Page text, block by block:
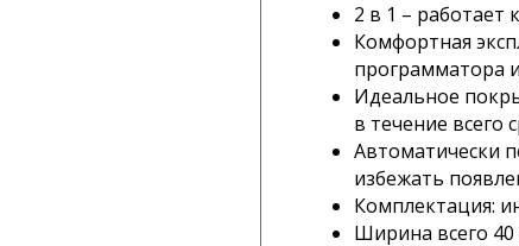
2 в 1 – работает
Комфортная
программатора
Идеальное
в течение всего
Автоматически
избежать
Комплектация:
Ширина всего